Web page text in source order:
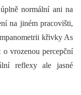
normální ani na
na jiném pracovišti,
křivky As
vrozenou percepční
reflexy ale jasné